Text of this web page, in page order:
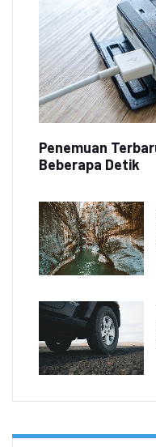
Penemuan
Beberapa Detik